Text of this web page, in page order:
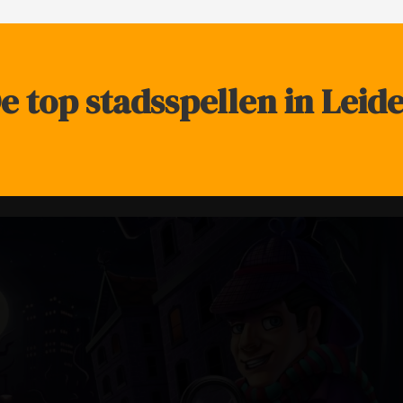
top stadsspellen in